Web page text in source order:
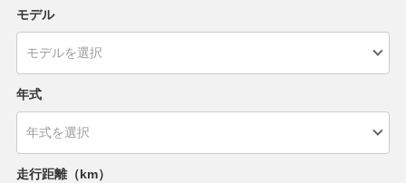
モデル
年式
走行距離（km）